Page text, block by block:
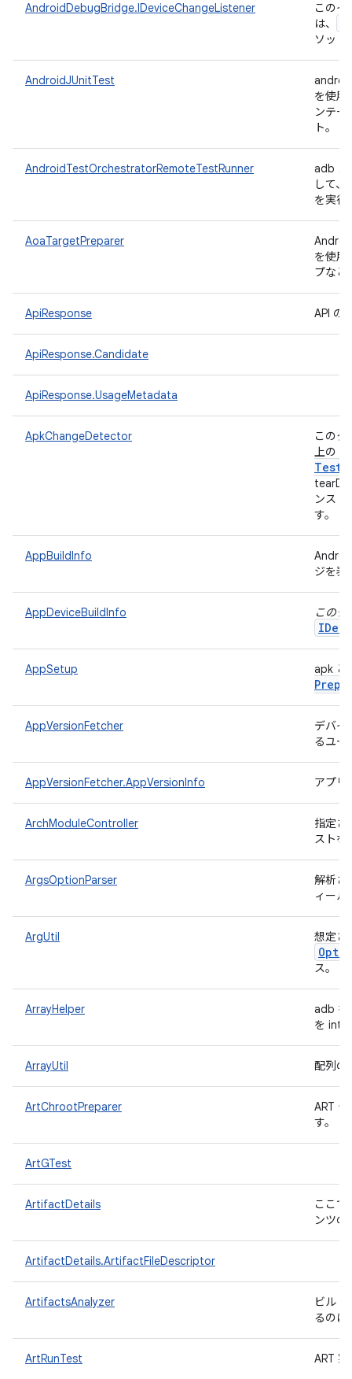
AndroidDebugBridge.IDeviceChangeListener
このイ
は、
ソッド
AndroidJUnitTest
を使用
ンテー
ト。
AndroidTestOrchestratorRemoteTestRunner
adb コ
して
を実行
AoaTargetPreparer
を使用
プなど
ApiResponse API の
ApiResponse.Candidate
ApiResponse.UsageMetadata
ApkChangeDetector
このク
上の
Test
ンスト
す。
AppBuildInfo
ジを
AppDeviceBuildInfo この
AppSetup apk と
AppVersionFetcher
デバイ
るユー
AppVersionFetcher.AppVersionInfo アプリ
ArchModuleController
指定さ
ストを
ArgsOptionParser
解析さ
ィール
ArgUtil 想定さ
ス。
ArrayHelper
adb を
を int/
ArrayUtil 配列の
ArtChrootPreparer
ART
す。
ArtGTest
ArtifactDetails
ここで
ンツの
ArtifactDetails.ArtifactFileDescriptor
ArtifactsAnalyzer
ビルド
るのに
ArtRunTest ART